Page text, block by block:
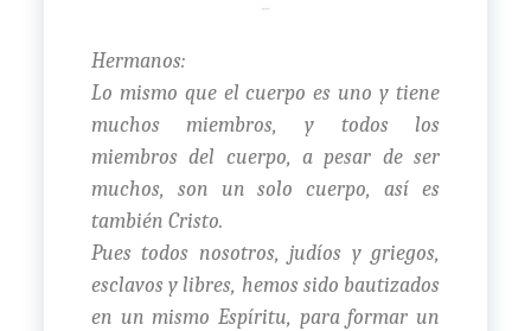
Hermanos:
Lo mismo que el cuerpo es uno y tiene
muchos miembros, y todos los
miembros del cuerpo, a pesar de ser
muchos, son un solo cuerpo, así es
también Cristo.
Pues todos nosotros, judíos y griegos,
esclavos y libres, hemos sido bautizados
en un mismo Espíritu, para formar un